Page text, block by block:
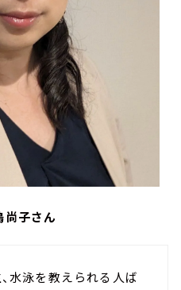
子さん
水泳を教えられる人ば